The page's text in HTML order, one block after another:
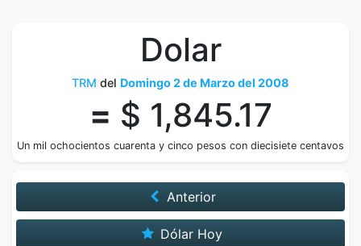
Dolar
TRM del Domingo 2 de Marzo del 2008
= $ 1,845.17
Un mil ochocientos cuarenta y cinco pesos con diecisiete centavos
Anterior
Dólar Hoy